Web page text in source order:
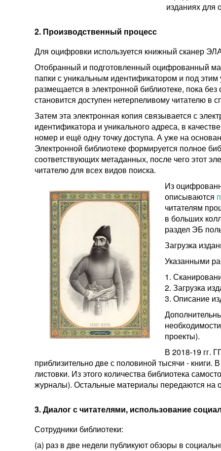
изданиях для
2. Производственный процесс
Для оцифровки используется книжный сканер
Отобранный и подготовленный оцифрованный
папки с уникальным идентификатором и под
размещается в электронной библиотеке, пока
становится доступен нетерпеливому читателю в
Затем эта электронная копия связывается с
идентификатора и уникального адреса, в
номер и ещё одну точку доступа. А уже на
Электронной библиотеке формируется полное
соответствующих метаданных, после чего этот
читателю для всех видов поиска.
Из
описываются
читателям
в больших
раздел ЭБ
Загрузка
Указанными
1.
2. Загрузка
3. Описание
проекты).
В 2018-19 гг.
приблизительно две с половиной тысячи - книги.
листовки. Из этого количества библиотека
журналы). Остальные материалы передаются на
3. Диалог с читателями, использование
Сотрудники библиотеки:
(а) раз в две недели публикуют обзоры в